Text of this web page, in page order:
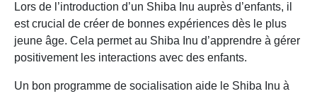
Lors de l’introduction d’un Shiba Inu auprès d’enfants, il
est crucial de créer de bonnes expériences dès le plus
jeune âge. Cela permet au Shiba Inu d’apprendre à gérer
positivement les interactions avec des enfants.
Un bon programme de socialisation aide le Shiba Inu à